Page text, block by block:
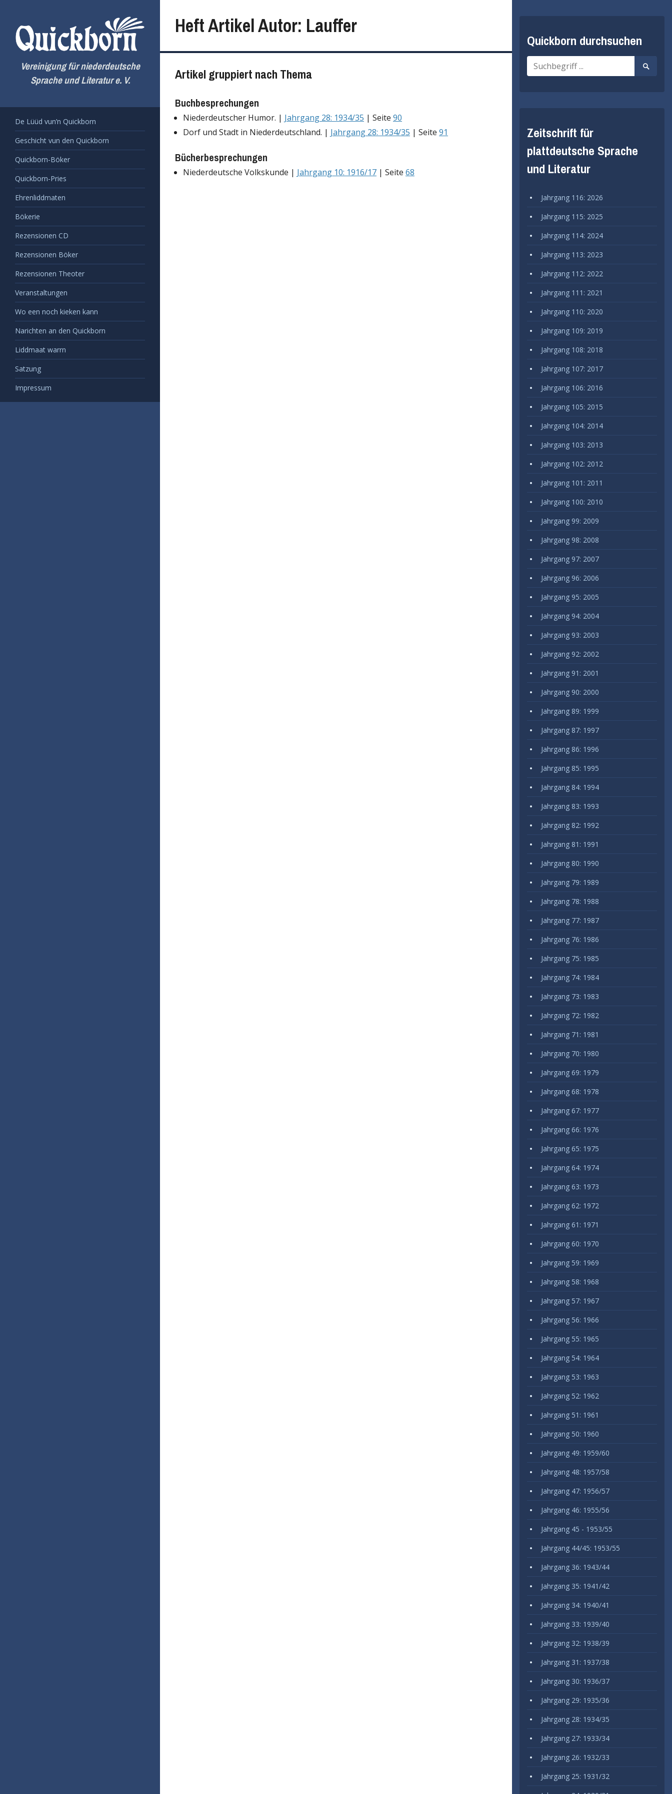
springen
Vereinigung für niederdeutsche
Sprache und Literatur e. V.
De Lüüd vun’n Quickborn
Geschicht vun den Quickborn
Quickborn-Böker
Quickborn-Pries
Ehrenliddmaten
Bökerie
Rezensionen CD
Rezensionen Böker
Rezensionen Theoter
Veranstaltungen
Wo een noch kieken kann
Narichten an den Quickborn
Liddmaat warrn
Satzung
Impressum
Heft Artikel Autor: Lauffer
Artikel gruppiert nach Thema
Buchbesprechungen
Niederdeutscher Humor. | Jahrgang 28: 1934/35 | Seite 90
Dorf und Stadt in Niederdeutschland. | Jahrgang 28: 1934/35 | Seite 91
Bücherbesprechungen
Niederdeutsche Volkskunde | Jahrgang 10: 1916/17 | Seite 68
Quickborn durchsuchen
Suche
nach:
Suche
starten
Zeitschrift für
plattdeutsche Sprache
und Literatur
Jahrgang 116: 2026
Jahrgang 115: 2025
Jahrgang 114: 2024
Jahrgang 113: 2023
Jahrgang 112: 2022
Jahrgang 111: 2021
Jahrgang 110: 2020
Jahrgang 109: 2019
Jahrgang 108: 2018
Jahrgang 107: 2017
Jahrgang 106: 2016
Jahrgang 105: 2015
Jahrgang 104: 2014
Jahrgang 103: 2013
Jahrgang 102: 2012
Jahrgang 101: 2011
Jahrgang 100: 2010
Jahrgang 99: 2009
Jahrgang 98: 2008
Jahrgang 97: 2007
Jahrgang 96: 2006
Jahrgang 95: 2005
Jahrgang 94: 2004
Jahrgang 93: 2003
Jahrgang 92: 2002
Jahrgang 91: 2001
Jahrgang 90: 2000
Jahrgang 89: 1999
Jahrgang 87: 1997
Jahrgang 86: 1996
Jahrgang 85: 1995
Jahrgang 84: 1994
Jahrgang 83: 1993
Jahrgang 82: 1992
Jahrgang 81: 1991
Jahrgang 80: 1990
Jahrgang 79: 1989
Jahrgang 78: 1988
Jahrgang 77: 1987
Jahrgang 76: 1986
Jahrgang 75: 1985
Jahrgang 74: 1984
Jahrgang 73: 1983
Jahrgang 72: 1982
Jahrgang 71: 1981
Jahrgang 70: 1980
Jahrgang 69: 1979
Jahrgang 68: 1978
Jahrgang 67: 1977
Jahrgang 66: 1976
Jahrgang 65: 1975
Jahrgang 64: 1974
Jahrgang 63: 1973
Jahrgang 62: 1972
Jahrgang 61: 1971
Jahrgang 60: 1970
Jahrgang 59: 1969
Jahrgang 58: 1968
Jahrgang 57: 1967
Jahrgang 56: 1966
Jahrgang 55: 1965
Jahrgang 54: 1964
Jahrgang 53: 1963
Jahrgang 52: 1962
Jahrgang 51: 1961
Jahrgang 50: 1960
Jahrgang 49: 1959/60
Jahrgang 48: 1957/58
Jahrgang 47: 1956/57
Jahrgang 46: 1955/56
Jahrgang 45 - 1953/55
Jahrgang 44/45: 1953/55
Jahrgang 36: 1943/44
Jahrgang 35: 1941/42
Jahrgang 34: 1940/41
Jahrgang 33: 1939/40
Jahrgang 32: 1938/39
Jahrgang 31: 1937/38
Jahrgang 30: 1936/37
Jahrgang 29: 1935/36
Jahrgang 28: 1934/35
Jahrgang 27: 1933/34
Jahrgang 26: 1932/33
Jahrgang 25: 1931/32